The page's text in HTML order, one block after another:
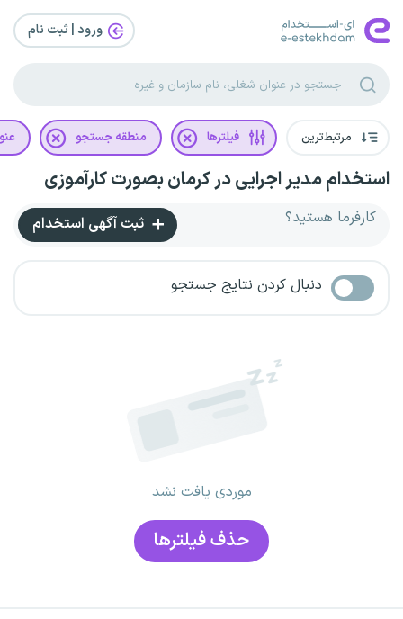
ورود | ثبت‌ نام
مرتبط‌ترین فیلترها منطقه جستجو
استخدام مدیر اجرایی در کرمان بصورت کارآموزی
کارفرما هستید؟ ثبت آگهی استخدام
دنبال کردن نتایج جستجو
موردی یافت نشد
حذف فیلتر‌ها